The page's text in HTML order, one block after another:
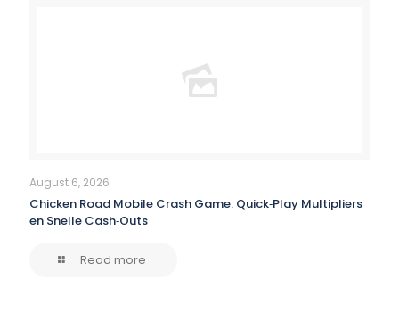
August 6, 2026
Chicken Road Mobile Crash Game: Quick‑Play Multipliers
en Snelle Cash‑Outs
Read more